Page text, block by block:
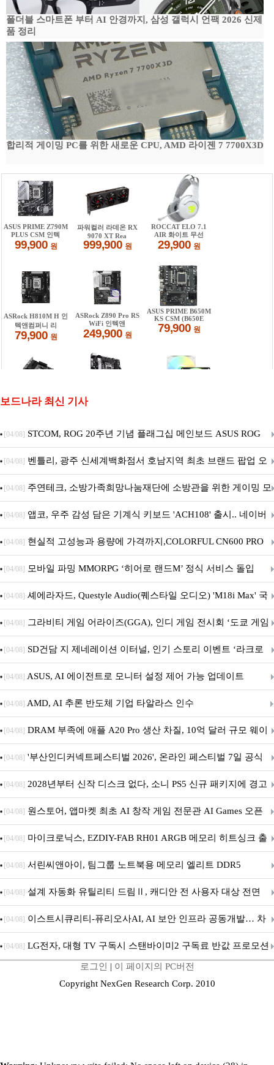
폴더블 스마트폰 부터 AI 안경까지, 삼성 갤럭시 언팩 2026 신제
품 정리
합리적 게이밍 PC를 위한 새로운 CPU, AMD 라이젠 7 7700X3D
보드나라 최신 기사
[04/08] STCOM, ROG 20주년 기념 플래그십 메인보드 ASUS ROG
Crosshair X870E EDITION 20 국내 출시 예정
[04/08] 벤틀리, 광주 신세계백화점서 호남지역 최초 브랜드 팝업 오
픈
[04/08] 주연테크, 소방가족희망나눔재단에 소방관을 위한 게이밍 모
니터·스마트 펫 침대 기부
[04/08] 앱코, 우주 감성 담은 기계식 키보드 'ACH108' 출시.. 네이버
브랜드데이 기획전 진행
[04/08] 현실적 고성능과 용량에 가격까지,COLORFUL CN600 PRO
M.2 NVMe 디앤디컴 1TB
[04/08] 모바일 파밍 MMORPG ‘히어로 랜드M’ 정식 서비스 돌입
[04/08] 셰에라자드, Questyle Audio(퀘스타일 오디오) 'M18i Max' 국
내 정식 출시
[04/08] 그라비티 게임 어라이즈(GGA), 인디 게임 전시회 ‘도쿄 게임
던전 13’ 참가!
[04/08] SD건담 지 제네레이션 이터널, 인기 스토리 이벤트 ‘라크로
아의 용사’ 재개최 및 풍성한 기념 이벤트 실시!
[04/08] ASUS, AI 에이전트로 모니터 설정 제어 가능 업데이트
[04/08] AMD, AI 추론 반도체 기업 타알라스 인수
[04/08] DRAM 부족에 애플 A20 Pro 생산 차질, 10억 달러 규모 웨이
퍼 대기
[04/08] '부산인디커넥트페스티벌 2026', 온라인 페스티벌 7일 공식
개막... 22일간 진행
[04/08] 2028년부터 신작 디스크 없다, 소니 PS5 신규 패키지에 경고
문 추가
[04/08] 원스토어, 앱마켓 최초 AI 창작 게임 전문관 AI Games 오픈
[04/08] 마이크로닉스, EZDIY-FAB RH01 ARGB 메모리 히트싱크 출
시
[04/08] 서린씨앤아이, 팀그룹 노트북용 메모리 엘리트 DDR5
5600MHz 16GB 출시
[04/08] 설계 자동화 유틸리티 드림Ⅱ, 캐디안 전 사용자 대상 전면
무상 배포
[04/08] 이스트시큐리티-퓨리오사AI, AI 보안 인프라 공동개발… 차
세대 AI 보안 플랫폼 구축
[04/08] LG전자, 대형 TV 구독시 스탠바이미2 구독료 반값 프로모션
로그인 | 이 페이지의 PC버전
Copyright NexGen Research Corp. 2010